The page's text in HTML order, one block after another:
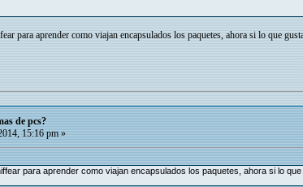
para aprender como viajan encapsulados los paquetes, ahora si lo que
de pcs?
15:16 pm »
para aprender como viajan encapsulados los paquetes, ahora si lo